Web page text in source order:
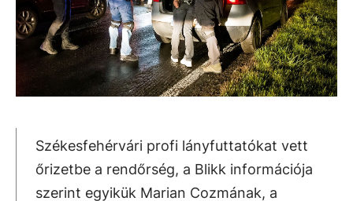
Székesfehérvári profi lányfuttatókat vett
őrizetbe a rendőrség, a Blikk információja
szerint egyikük Marian Cozmának, a